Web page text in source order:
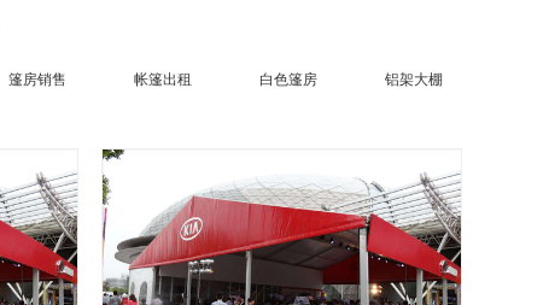
篷房销售 帐篷出租 白色篷房 铝架大棚